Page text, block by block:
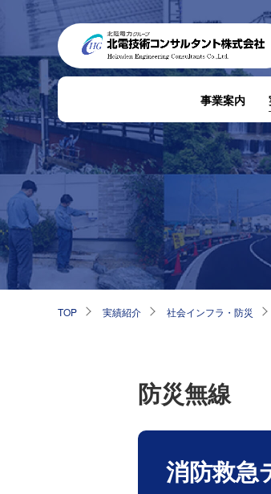
事業案内
TOP 実績紹介 社会インフラ・防災
防災無線
消防救急